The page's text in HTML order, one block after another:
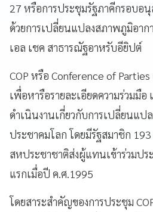
27 หรือการประชุมรัฐภาคีกรอบอ
ด้วยการเปลี่ยนแปลงสภาพภูมิอาก
เอล เชค สาธารณัฐอาหรับอียิปต์
COP หรือ Conference of
เพื่อหารือรายละเอียดความร่วมมื
ดำเนินงานเกี่ยวกับการเปลี่ยนแป
ประชาคมโลก โดยมีรัฐสมาชิก
สหประชาชาติส่งผู้แทนเข้าร่วมป
แรกเมื่อปี ค.ศ.1995
โดยสาระสำคัญของการประชุม